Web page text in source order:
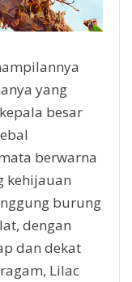
yang
besar
berwarna
kehijauan
burung
dengan
dan dekat
Lilac